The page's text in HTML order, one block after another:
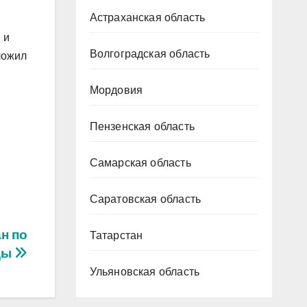
и
по
Астраханская область
Волгоградская область
Мордовия
Пензенская область
Самарская область
Саратовская область
Татарстан
Ульяновская область